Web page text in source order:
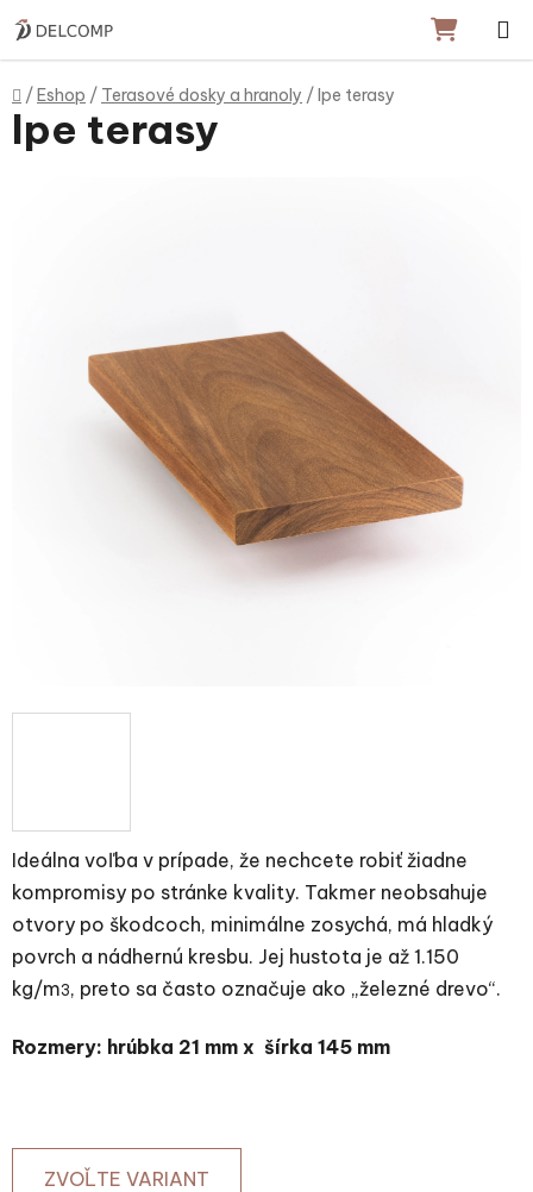
Domov
/Eshop / Terasové dosky a hranoly /Ipe terasy
Ideálna voľba v prípade, že nechcete robiť žiadne
kompromisy po stránke kvality. Takmer neobsahuje
otvory po škodcoch, minimálne zosychá, má hladký
povrch a nádhernú kresbu. Jej hustota je až 1.150
kg/m3, preto sa často označuje ako „železné drevo“.
Rozmery: hrúbka 21 mm x šírka 145 mm
ZVOĽTE VARIANT
Ipe terasy